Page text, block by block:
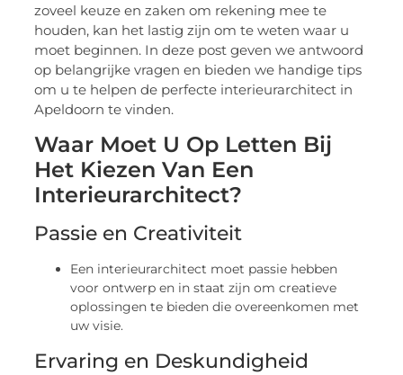
zoveel keuze en zaken om rekening mee te
houden, kan het lastig zijn om te weten waar u
moet beginnen. In deze post geven we antwoord
op belangrijke vragen en bieden we handige tips
om u te helpen de perfecte interieurarchitect in
Apeldoorn te vinden.
Waar Moet U Op Letten Bij
Het Kiezen Van Een
Interieurarchitect?
Passie en Creativiteit
Een interieurarchitect moet passie hebben
voor ontwerp en in staat zijn om creatieve
oplossingen te bieden die overeenkomen met
uw visie.
Ervaring en Deskundigheid